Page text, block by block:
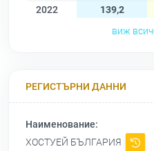
2022 139,2
виж
РЕГИСТЪРНИ ДАННИ
Наименование:
ХОСТУЕЙ БЪЛГАРИЯ